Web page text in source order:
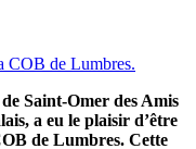
COB de Lumbres.
Saint-Omer des Amis
a eu le plaisir d’être
de Lumbres. Cette